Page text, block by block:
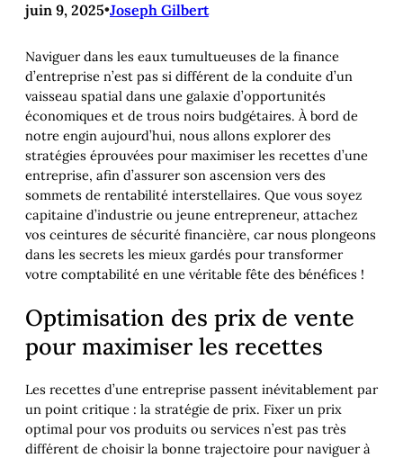
juin 9, 2025•Joseph Gilbert
Naviguer dans les eaux tumultueuses de la finance
d’entreprise n’est pas si différent de la conduite d’un
vaisseau spatial dans une galaxie d’opportunités
économiques et de trous noirs budgétaires. À bord de
notre engin aujourd’hui, nous allons explorer des
stratégies éprouvées pour maximiser les recettes d’une
entreprise, afin d’assurer son ascension vers des
sommets de rentabilité interstellaires. Que vous soyez
capitaine d’industrie ou jeune entrepreneur, attachez
vos ceintures de sécurité financière, car nous plongeons
dans les secrets les mieux gardés pour transformer
votre comptabilité en une véritable fête des bénéfices !
Optimisation des prix de vente
pour maximiser les recettes
Les recettes d’une entreprise passent inévitablement par
un point critique : la stratégie de prix. Fixer un prix
optimal pour vos produits ou services n’est pas très
différent de choisir la bonne trajectoire pour naviguer à